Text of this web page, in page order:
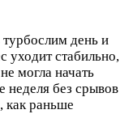
турбослим день и
уходит стабильно,
могла начать
неделя без срывов
как раньше